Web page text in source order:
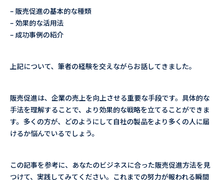
– 販売促進の基本的な種類
– 効果的な活用法
– 成功事例の紹介
上記について、筆者の経験を交えながらお話してきました。
販売促進は、企業の売上を向上させる重要な手段です。具体的な
手法を理解することで、より効果的な戦略を立てることができま
す。多くの方が、どのようにして自社の製品をより多くの人に届
けるか悩んでいるでしょう。
この記事を参考に、あなたのビジネスに合った販売促進方法を見
つけて、実践してみてください。これまでの努力が報われる瞬間